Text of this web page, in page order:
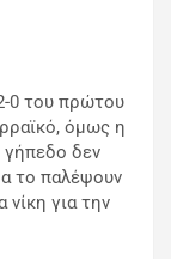
0 του πρώτου
όμως η
δεν
το παλέψουν
για την